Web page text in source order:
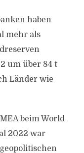
haben
mehr als
um über 84 t
Länder wie
beim World
2022 war